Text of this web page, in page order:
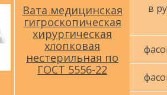
Вата медицинская
гигроскопическая
хирургическая
хлопковая
нестерильная по
ГОСТ 5556-22
в